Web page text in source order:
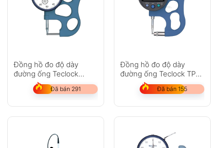
Đồng hồ đo độ dày
đường ống Teclock
TPM-116
Đã bán 291
Đồng hồ đo độ dày
đường ống Teclock TPD-
Đã bán 155